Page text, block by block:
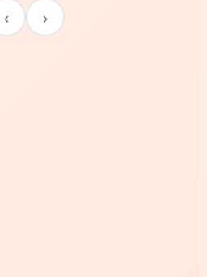
‹
›